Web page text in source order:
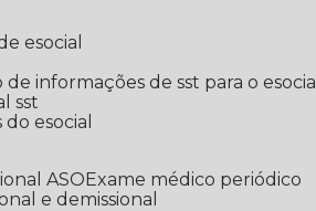
esocial
de informações de sst para o esocial
sst
do esocial
ASO
Exame médico periódico
e demissional